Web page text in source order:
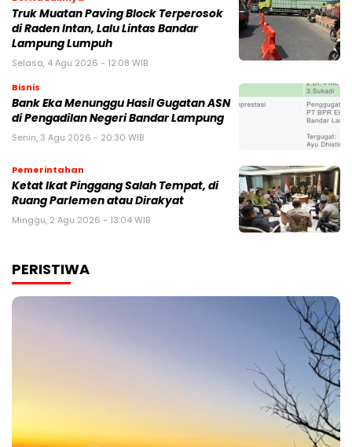
Truk Muatan Paving Block Terperosok
di Raden Intan, Lalu Lintas Bandar
Lampung Lumpuh
Selasa, 4 Agu 2026 - 12:08 WIB
Bisnis
Bank Eka Menunggu Hasil Gugatan ASN
di Pengadilan Negeri Bandar Lampung
Senin, 3 Agu 2026 - 20:30 WIB
Pemerintahan
Ketat Ikat Pinggang Salah Tempat, di
Ruang Parlemen atau Dirakyat
Minggu, 2 Agu 2026 - 13:04 WIB
PERISTIWA